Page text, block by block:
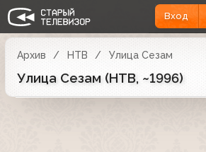
Вход
Архив НТВ Улица Сезам
Улица Сезам (НТВ, ~1996)